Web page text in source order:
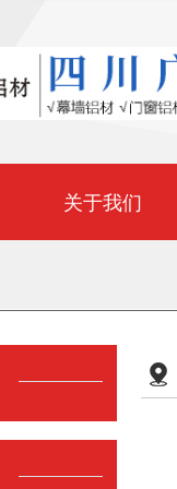
关于我们